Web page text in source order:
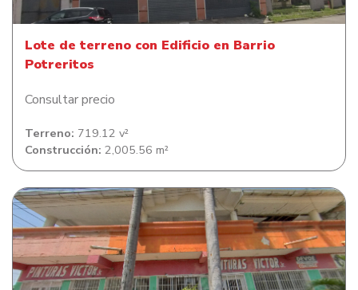
Lote de terreno con Edificio en Barrio
Potreritos
Consultar precio
Terreno: 719.12 v²
Construcción: 2,005.56 m²